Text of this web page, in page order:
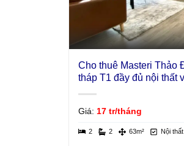
Cho thuê Masteri Thảo
tháp T1 đầy đủ nội thất
Giá: 17 tr/tháng
2 2 63m² Nội